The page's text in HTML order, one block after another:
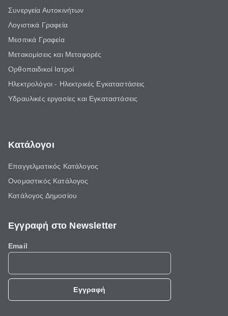
Συνεργεία Αυτοκινήτων
Λογιστικά Γραφεία
Μεσιτικά Γραφεία
Μετακομίσεις και Μεταφορές
Ορθοπαιδικοί Ιατροί
Ηλεκτρολόγοι - Ηλεκτρικές Εγκαταστάσεις
Υδραυλικές εργασίες και Εγκαταστάσεις
Κατάλογοι
Επαγγελματικός Κατάλογος
Ονομαστικός Κατάλογος
Κατάλογος Δημοσίου
Εγγραφή στο Newsletter
Email
Εγγραφή